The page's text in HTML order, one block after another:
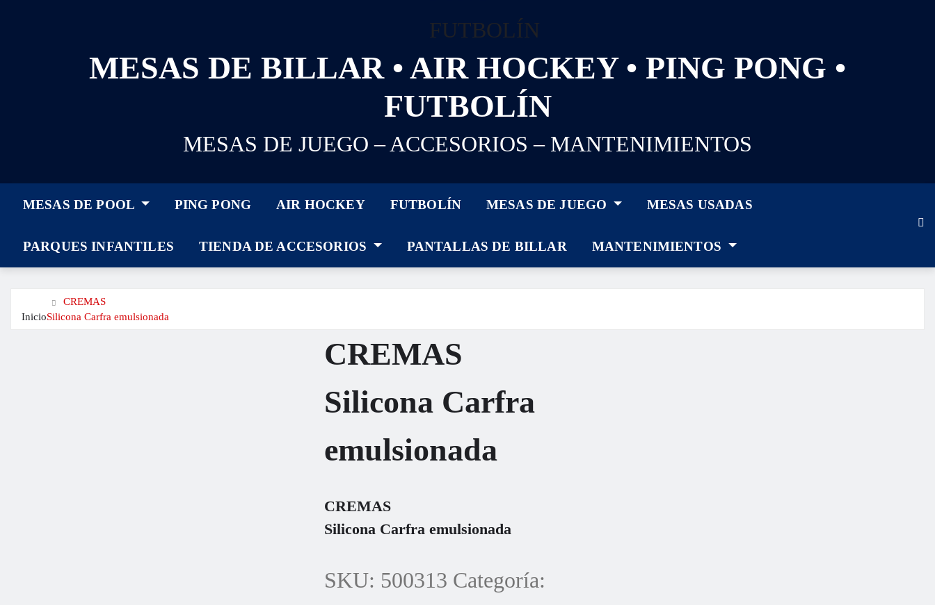
MESAS DE BILLAR • AIR HOCKEY • PING PONG •
FUTBOLÍN
MESAS DE JUEGO – ACCESORIOS – MANTENIMIENTOS
MESAS DE POOL PING PONG AIR HOCKEY FUTBOLÍN MESAS DE JUEGO MESAS USADAS
PARQUES INFANTILES TIENDA DE ACCESORIOS PANTALLAS DE BILLAR MANTENIMIENTOS
Inicio
CREMAS
Silicona Carfra emulsionada
CREMAS
Silicona Carfra
emulsionada
CREMAS
Silicona Carfra emulsionada
SKU: 500313 Categoría: